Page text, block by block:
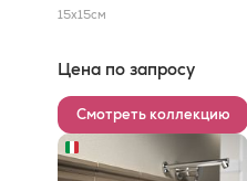
15x15см
Цена по запросу
Смотреть коллекцию